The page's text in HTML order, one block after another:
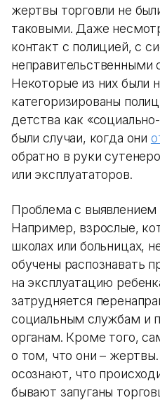
жертвы торговли не
таковыми. Даже
контакт с полицией, с
неправительственными
Некоторые из них были
категоризированы
детства как
были случаи, когда они
обратно в руки
или эксплуататоров.
Проблема с выявлением
Например, взрослые,
школах или больницах,
обучены распознавать
на эксплуатацию
затрудняется
социальным службам и
органам. Кроме того,
о том, что они –
осознают, что
бывают запуганы